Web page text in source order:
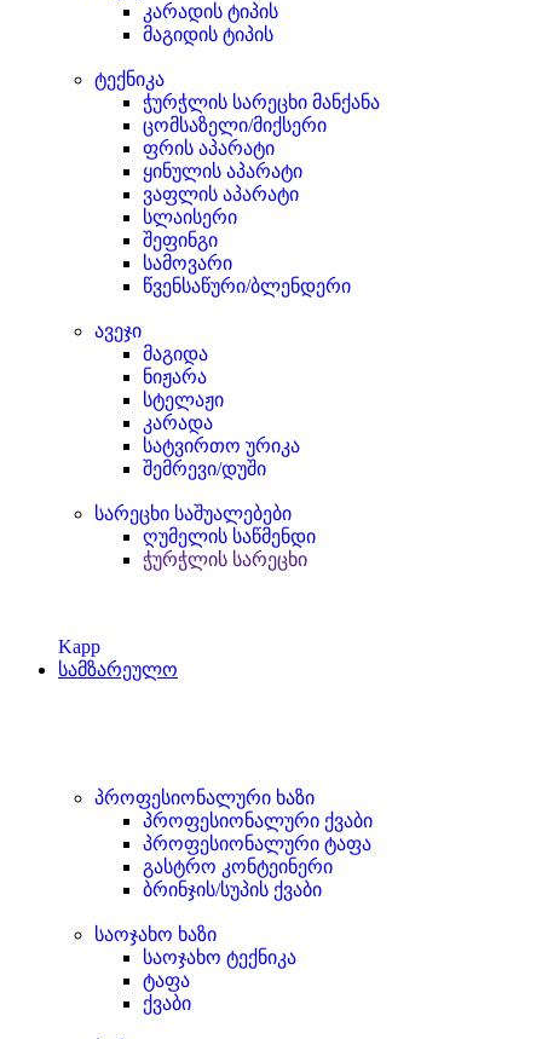
კარადის ტიპის
მაგიდის ტიპის
ტექნიკა
ჭურჭლის სარეცხი მანქანა
ცომსაზელი/მიქსერი
ფრის აპარატი
ყინულის აპარატი
ვაფლის აპარატი
სლაისერი
შეფინგი
სამოვარი
წვენსაწური/ბლენდერი
ავეჯი
მაგიდა
ნიჟარა
სტელაჟი
კარადა
სატვირთო ურიკა
შემრევი/დუში
სარეცხი საშუალებები
ღუმელის საწმენდი
ჭურჭლის სარეცხი
Kapp
სამზარეულო
პროფესიონალური ხაზი
პროფესიონალური ქვაბი
პროფესიონალური ტაფა
გასტრო კონტეინერი
ბრინჯის/სუპის ქვაბი
საოჯახო ხაზი
საოჯახო ტექნიკა
ტაფა
ქვაბი